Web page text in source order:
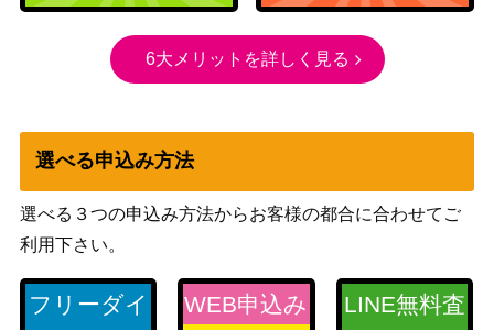
6大メリットを詳しく見る
選べる申込み方法
選べる３つの申込み方法からお客様の都合に合わせてご
利用下さい。
フリーダイ
WEB申込み
LINE無料査